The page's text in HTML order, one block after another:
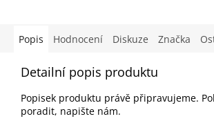
Popis Hodnocení Diskuze Značka
Detailní popis produktu
Popisek produktu právě připravujeme.
poradit, napište nám.